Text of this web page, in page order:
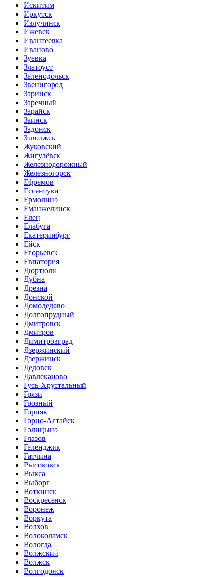
Искитим
Иркутск
Излучинск
Ижевск
Ивантеевка
Иваново
Зуевка
Златоуст
Зеленодольск
Звенигород
Заринск
Заречный
Зарайск
Заинск
Задонск
Заволжск
Жуковский
Жигулёвск
Железнодорожный
Железногорск
Ефремов
Ессентуки
Ермолино
Еманжелинск
Елец
Елабуга
Екатеринбург
Ейск
Егорьевск
Евпатория
Дюртюли
Дубна
Дрезна
Донской
Домодедово
Долгопрудный
Дмитровск
Дмитров
Димитровград
Дзержинский
Дзержинск
Дедовск
Давлеканово
Гусь-Хрустальный
Грязи
Грозный
Горняк
Горно-Алтайск
Голицыно
Глазов
Геленджик
Гатчина
Высоковск
Выкса
Выборг
Воткинск
Воскресенск
Воронеж
Воркута
Волхов
Волоколамск
Вологда
Волжский
Волжск
Волгодонск